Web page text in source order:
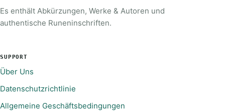
Es enthält Abkürzungen, Werke & Autoren und
authentische Runeninschriften.
SUPPORT
Über Uns
Datenschutzrichtlinie
Allgemeine Geschäftsbedingungen